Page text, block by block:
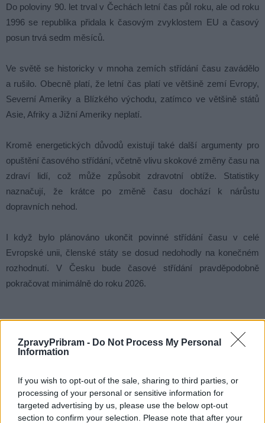
ZpravyPribram - Do Not Process My Personal
Information
If you wish to opt-out of the sale, sharing to third parties, or
processing of your personal or sensitive information for
targeted advertising by us, please use the below opt-out
section to confirm your selection. Please note that after your
Do poloviny 90. let trval v Čechách letní čas půl roku, ale od roku
1996 se republika přidala k časovým zvyklostem EU a časový
posun trvá sedm měsíců.
Ve světě se historicky v mnoha zemích střídání času zavádělo
a rušilo. Obecně platí, že letní čas platí ve většině zemí Evropy,
Severní Ameriky a Blízkého východu, zatímco ve většině států
Asie, Afriky a Jižní Ameriky neplatí.
Kromě energetických důvodů existují také další argumenty pro
opuštění časového střídání, včetně vlivu skokové změny času na
zdraví lidí, což může způsobit zdravotní obtíže. Statistiky
naznačují, že krátce po změně času dochází k nárůstu
dopravních nehod.
I když bylo plánováno ukončit povinné střídání času v celé
Evropské unii, členské státy se dosud nedohodly na konečném
rozhodnutí. V Česku bude časové střídání pravděpodobně
pokračovat minimálně do roku 2026.
Komentáře
TAGY čas Čechy hodiny letní zimní změna